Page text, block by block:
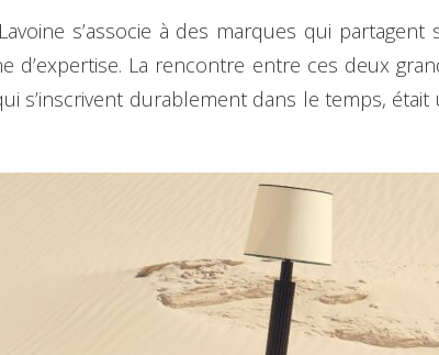
s’associe à des marques qui
d’expertise. La rencontre entre ces deux
s’inscrivent durablement dans le temps,